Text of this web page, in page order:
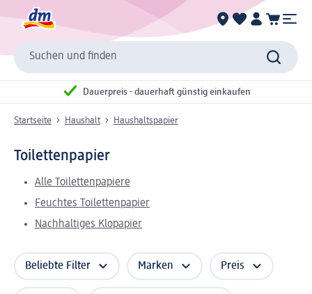
Suchen und finden
Dauerpreis - dauerhaft günstig einkaufen
Startseite Haushalt Haushaltspapier
Toilettenpapier
Alle Toilettenpapiere
Feuchtes Toilettenpapier
Nachhaltiges Klopapier
Beliebte Filter Marken Preis